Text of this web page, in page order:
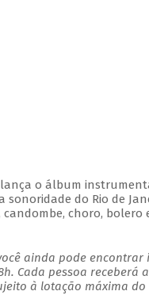
o álbum
sonoridade do Rio de
choro, bolero
ainda pode encontrar
Cada pessoa receberá
à lotação máxima